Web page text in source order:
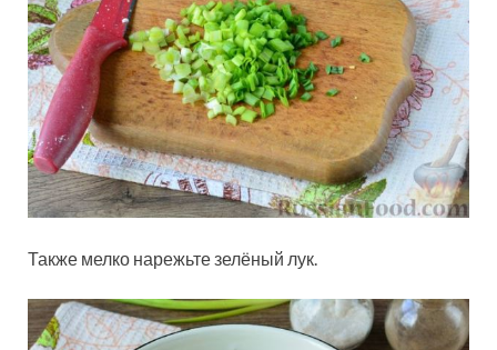
Также мелко нарежьте зелёный лук.